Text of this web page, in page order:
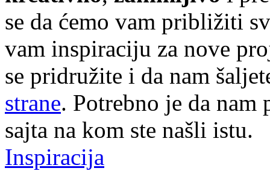
se da ćemo vam približiti
vam inspiraciju za nove
se pridružite i da nam
strane. Potrebno je da
sajta na kom ste našli istu.
Inspiracija